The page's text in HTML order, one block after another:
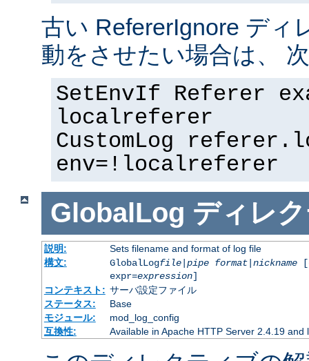
古い RefererIgnore ディ
動をさせたい場合は、
SetEnvIf Referer
localreferer
CustomLog
env=!localreferer
GlobalLog ディレ
説明:
Sets filename and format of log file
構文:
GlobalLogfile| pipe format| nickname
expr=expression]
コンテキスト: サーバ設定ファイル
ステータス:
Base
モジュール:
mod_log_config
互換性:
Available in Apache HTTP Server 2.4.19 and